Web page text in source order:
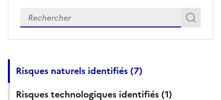
Veuillez renseigner votre adresse exacte
Risques naturels identifiés (7)
Risques technologiques identifiés (1)